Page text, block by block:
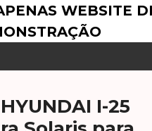
WEBSITE
I-25